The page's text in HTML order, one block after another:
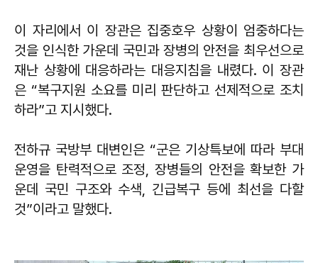
이 자리에서 이 장관은 집중호우 상황이 엄중하다는
것을 인식한 가운데 국민과 장병의 안전을 최우선으로
재난 상황에 대응하라는 대응지침을 내렸다. 이 장관
은 “복구지원 소요를 미리 판단하고 선제적으로 조치
하라”고 지시했다.
전하규 국방부 대변인은 “군은 기상특보에 따라 부대
운영을 탄력적으로 조정, 장병들의 안전을 확보한 가
운데 국민 구조와 수색, 긴급복구 등에 최선을 다할
것”이라고 말했다.